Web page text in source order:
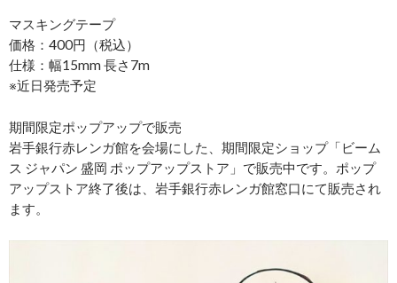
マスキングテープ
価格：400円（税込）
仕様：幅15mm 長さ7m
※近日発売予定
期間限定ポップアップで販売
岩手銀行赤レンガ館を会場にした、期間限定ショップ「ビーム
ス ジャパン 盛岡 ポップアップストア」で販売中です。ポップ
アップストア終了後は、岩手銀行赤レンガ館窓口にて販売され
ます。